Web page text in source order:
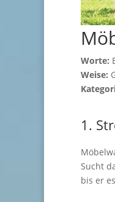
Worte:
Weise:
1.
Sucht
bis er